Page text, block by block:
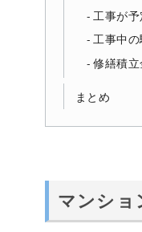
工事が
工事中
修繕積
まとめ
マンショ